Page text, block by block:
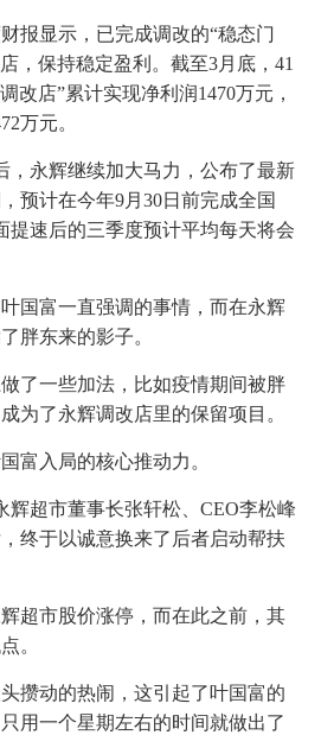
报显示，已完成调改的“稳态门
，保持稳定盈利。截至3月底，41
改店”累计实现净利润1470万元，
万元。
，永辉继续加大马力，公布了最新
预计在今年9月30日前完成全国
提速后的三季度预计平均每天将会
国富一直强调的事情，而在永辉
胖东来的影子。
了一些加法，比如疫情期间被胖
为了永辉调改店里的保留项目。
富入局的核心推动力。
辉超市董事长张轩松、CEO李松峰
终于以诚意换来了后者启动帮扶
超市股价涨停，而在此之前，其
。
攒动的热闹，这引起了叶国富的
用一个星期左右的时间就做出了